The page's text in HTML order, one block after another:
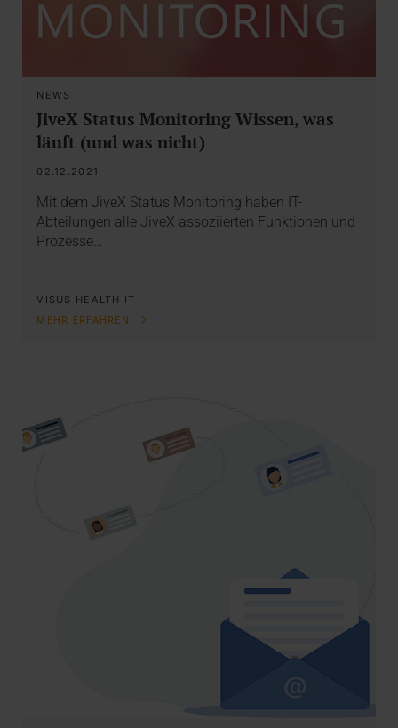
NEWS
JiveX Status Monitoring Wissen, was
läuft (und was nicht)
02.12.2021
Mit dem JiveX Status Monitoring haben IT-
Abteilungen alle JiveX assoziierten Funktionen und
Prozesse…
VISUS HEALTH IT
MEHR ERFAHREN